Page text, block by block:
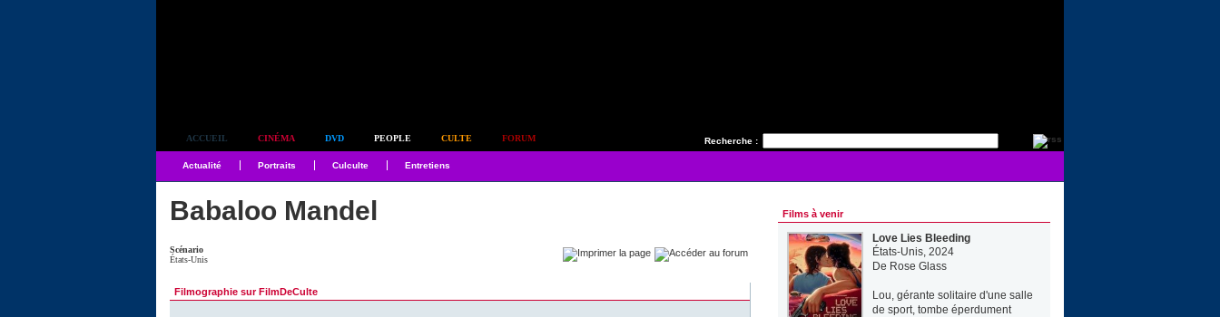
Recherche :
ACCUEIL CINÉMA DVD PEOPLE CULTE FORUM
Actualité Portraits Culculte Entretiens
Babaloo Mandel
Scénario
États-Unis
Filmographie sur FilmDeCulte
Films à venir
Love Lies Bleeding
États-Unis, 2024
De Rose Glass
Lou, gérante solitaire d'une salle
de sport, tombe éperdument